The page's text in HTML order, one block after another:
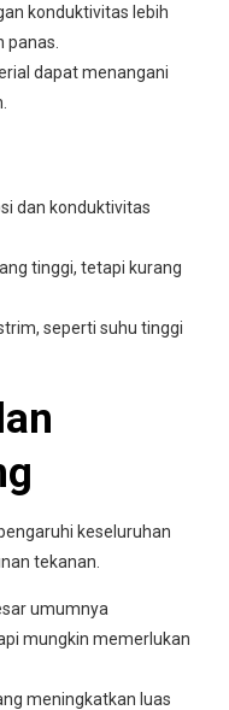
konduktivitas lebih
dapat menangani
dan konduktivitas
tinggi, tetapi kurang
seperti suhu tinggi
keseluruhan
tekanan.
umumnya
mungkin memerlukan
meningkatkan luas